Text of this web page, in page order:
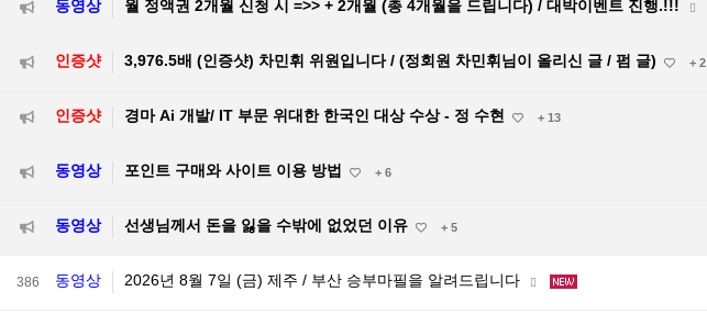
동영상 월 정액권 2개월 신청 시 =>> + 2개월 (총 4개월을 드립니다) / 대박이벤트 진행.!!!
인증샷 3,976.5배 (인증샷) 차민휘 위원입니다 / (정회원 차민휘님이 올리신 글 / 펌 글) + 2
인증샷 경마 Ai 개발/ IT 부문 위대한 한국인 대상 수상 - 정 수현 + 13
동영상 포인트 구매와 사이트 이용 방법 + 6
동영상 선생님께서 돈을 잃을 수밖에 없었던 이유 + 5
386 동영상 2026년 8월 7일 (금) 제주 / 부산 승부마필을 알려드립니다